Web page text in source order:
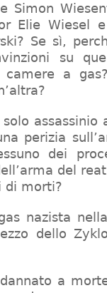
Simon
Elie Wiesel
Se sì,
su
a
assassinio
perizia
dei
del
di morti?
nazista
dello
a